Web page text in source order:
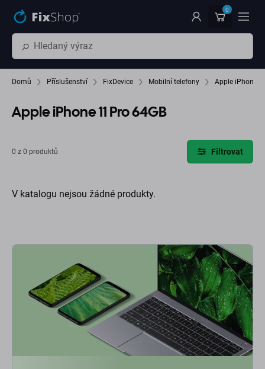
0
Domů Příslušenství FixDevice Mobilní telefony Apple iPhone
Apple iPhone 11 Pro 64GB
0 z 0 produktů Filtrovat
V katalogu nejsou žádné produkty.